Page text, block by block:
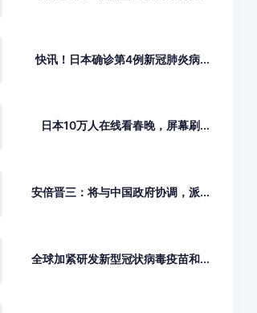
快讯！日本确诊第4例新冠肺炎病...
日本10万人在线看春晚，屏幕刷...
安倍晋三：将与中国政府协调，派...
全球加紧研发新型冠状病毒疫苗和...